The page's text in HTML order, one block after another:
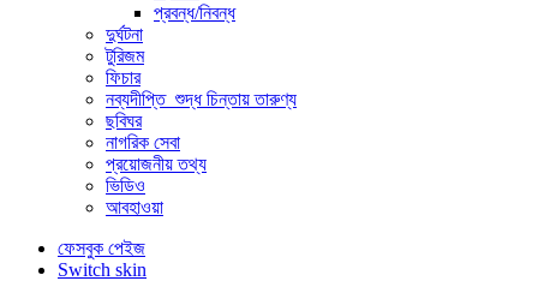
প্রবন্ধ/নিবন্ধ
দুর্ঘটনা
টুরিজম
ফিচার
নব্যদীপ্তি_শুদ্ধ চিন্তায় তারুণ্য
ছবিঘর
নাগরিক সেবা
প্রয়োজনীয় তথ্য
ভিডিও
আবহাওয়া
ফেসবুক পেইজ
Switch skin